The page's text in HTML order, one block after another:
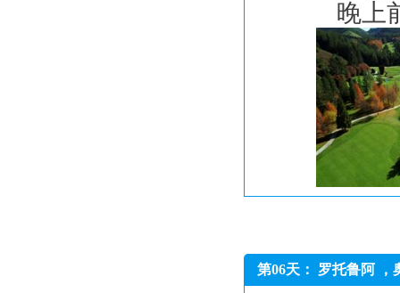
晚上前
第06天： 罗托鲁阿 ，